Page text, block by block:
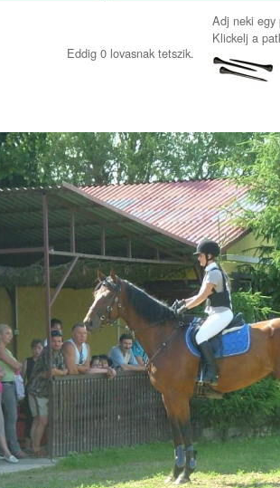
Eddig 0 lovasnak tetszik.
Adj neki
Klickelj a